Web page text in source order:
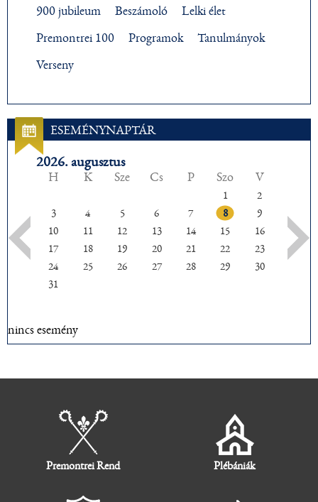
900 jubileum Beszámoló Lelki élet
Premontrei 100 Programok Tanulmányok
Verseny
ESEMÉNYNAPTÁR
2026. augusztus
H K Sze Cs P Szo V
1
2
3
4 5 6 7 8
9
10
11 12 13 14 15
16
17
18 19 20 21 22
23
24
25 26 27 28 29
30
31
nincs esemény
Premontrei Rend Plébániák